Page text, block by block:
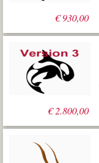
€930,00
€2.800,00